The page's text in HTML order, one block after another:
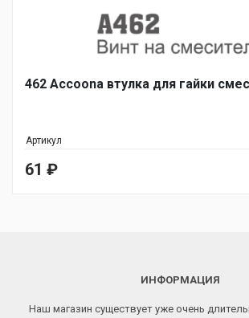
462 Accoona втулка для гайки
Артикул
61 ₽
ИНФОРМАЦИЯ
Наш магазин существует уже очень